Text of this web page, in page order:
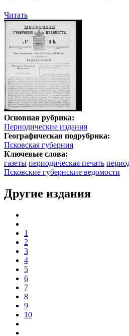
Читать
Основная рубрика:
Периодические издания
Географическая подрубрика:
Псковская губерния
Ключевые слова:
газеты периодическая печать
Псковские губернские ведомости
Другие издания
1
2
3
4
5
6
7
8
9
10